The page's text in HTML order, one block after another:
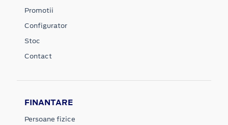
Promotii
Configurator
Stoc
Contact
FINANTARE
Persoane fizice